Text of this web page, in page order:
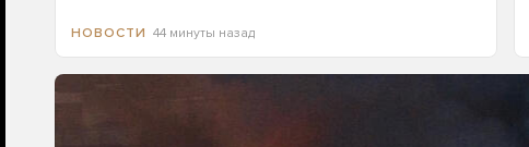
НОВОСТИ 44 минуты назад